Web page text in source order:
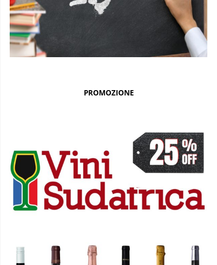
PROMOZIONE